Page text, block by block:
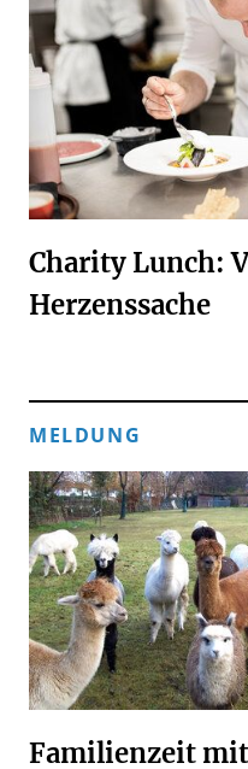
Charity Lunch:
Herzenssache
MELDUNG
Familienzeit mit